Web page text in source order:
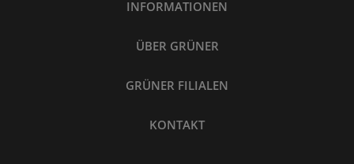
INFORMATIONEN
ÜBER GRÜNER
GRÜNER FILIALEN
KONTAKT